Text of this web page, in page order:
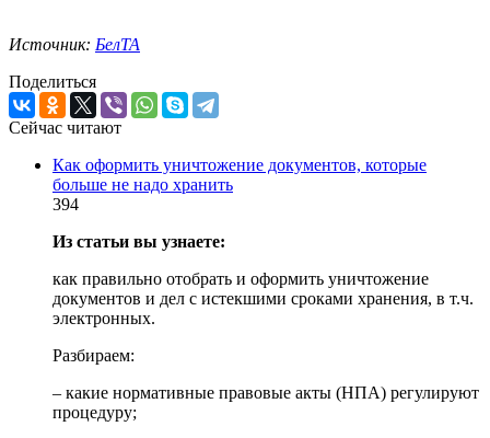
Источник: БелТА
Поделиться
Сейчас читают
Как оформить уничтожение документов, которые
больше не надо хранить
394
Из статьи вы узнаете:
как правильно отобрать и оформить уничтожение
документов и дел с истекшими сроками хранения, в т.ч.
электронных.
Разбираем:
– какие нормативные правовые акты (НПА) регулируют
процедуру;